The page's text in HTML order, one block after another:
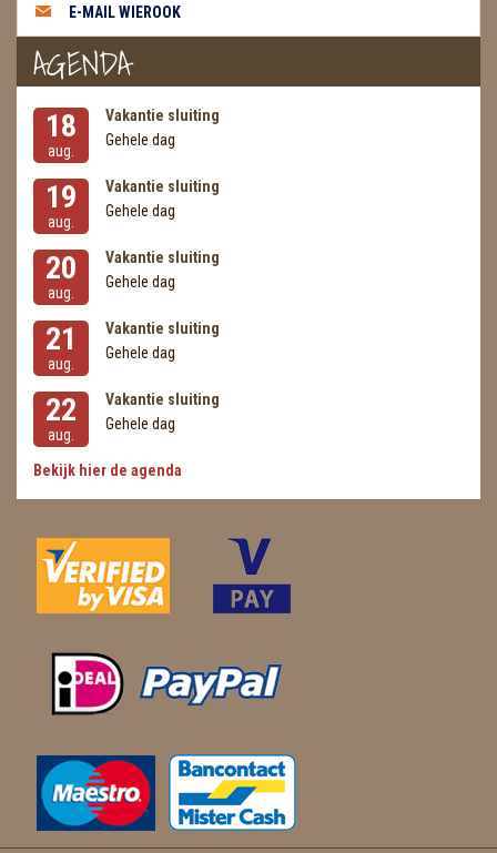
E-MAIL WIEROOK
AGENDA
18
aug.
Vakantie sluiting
Gehele dag
19
aug.
Vakantie sluiting
Gehele dag
20
aug.
Vakantie sluiting
Gehele dag
21
aug.
Vakantie sluiting
Gehele dag
22
aug.
Vakantie sluiting
Gehele dag
Bekijk hier de agenda